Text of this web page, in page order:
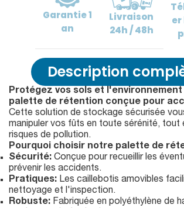
Garantie1
an
Livraison
24h / 48h
er
Description
Protégez vos sols et
palette de rétention conçue pour
Cette solution de stockage sécurisée
manipuler vos fûts en toute sérénité, tout
risques de pollution.
Pourquoi choisir notre palette de
Sécurité: Conçue pour recueillir les
prévenir les accidents.
Pratiques: Les caillebotis amovibles
nettoyage et l'inspection.
Robuste: Fabriquée en polyéthylène de